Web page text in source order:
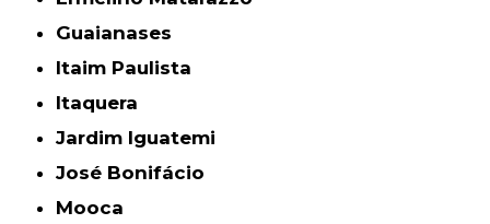
Guaianases
Itaim Paulista
Itaquera
Jardim Iguatemi
José Bonifácio
Mooca